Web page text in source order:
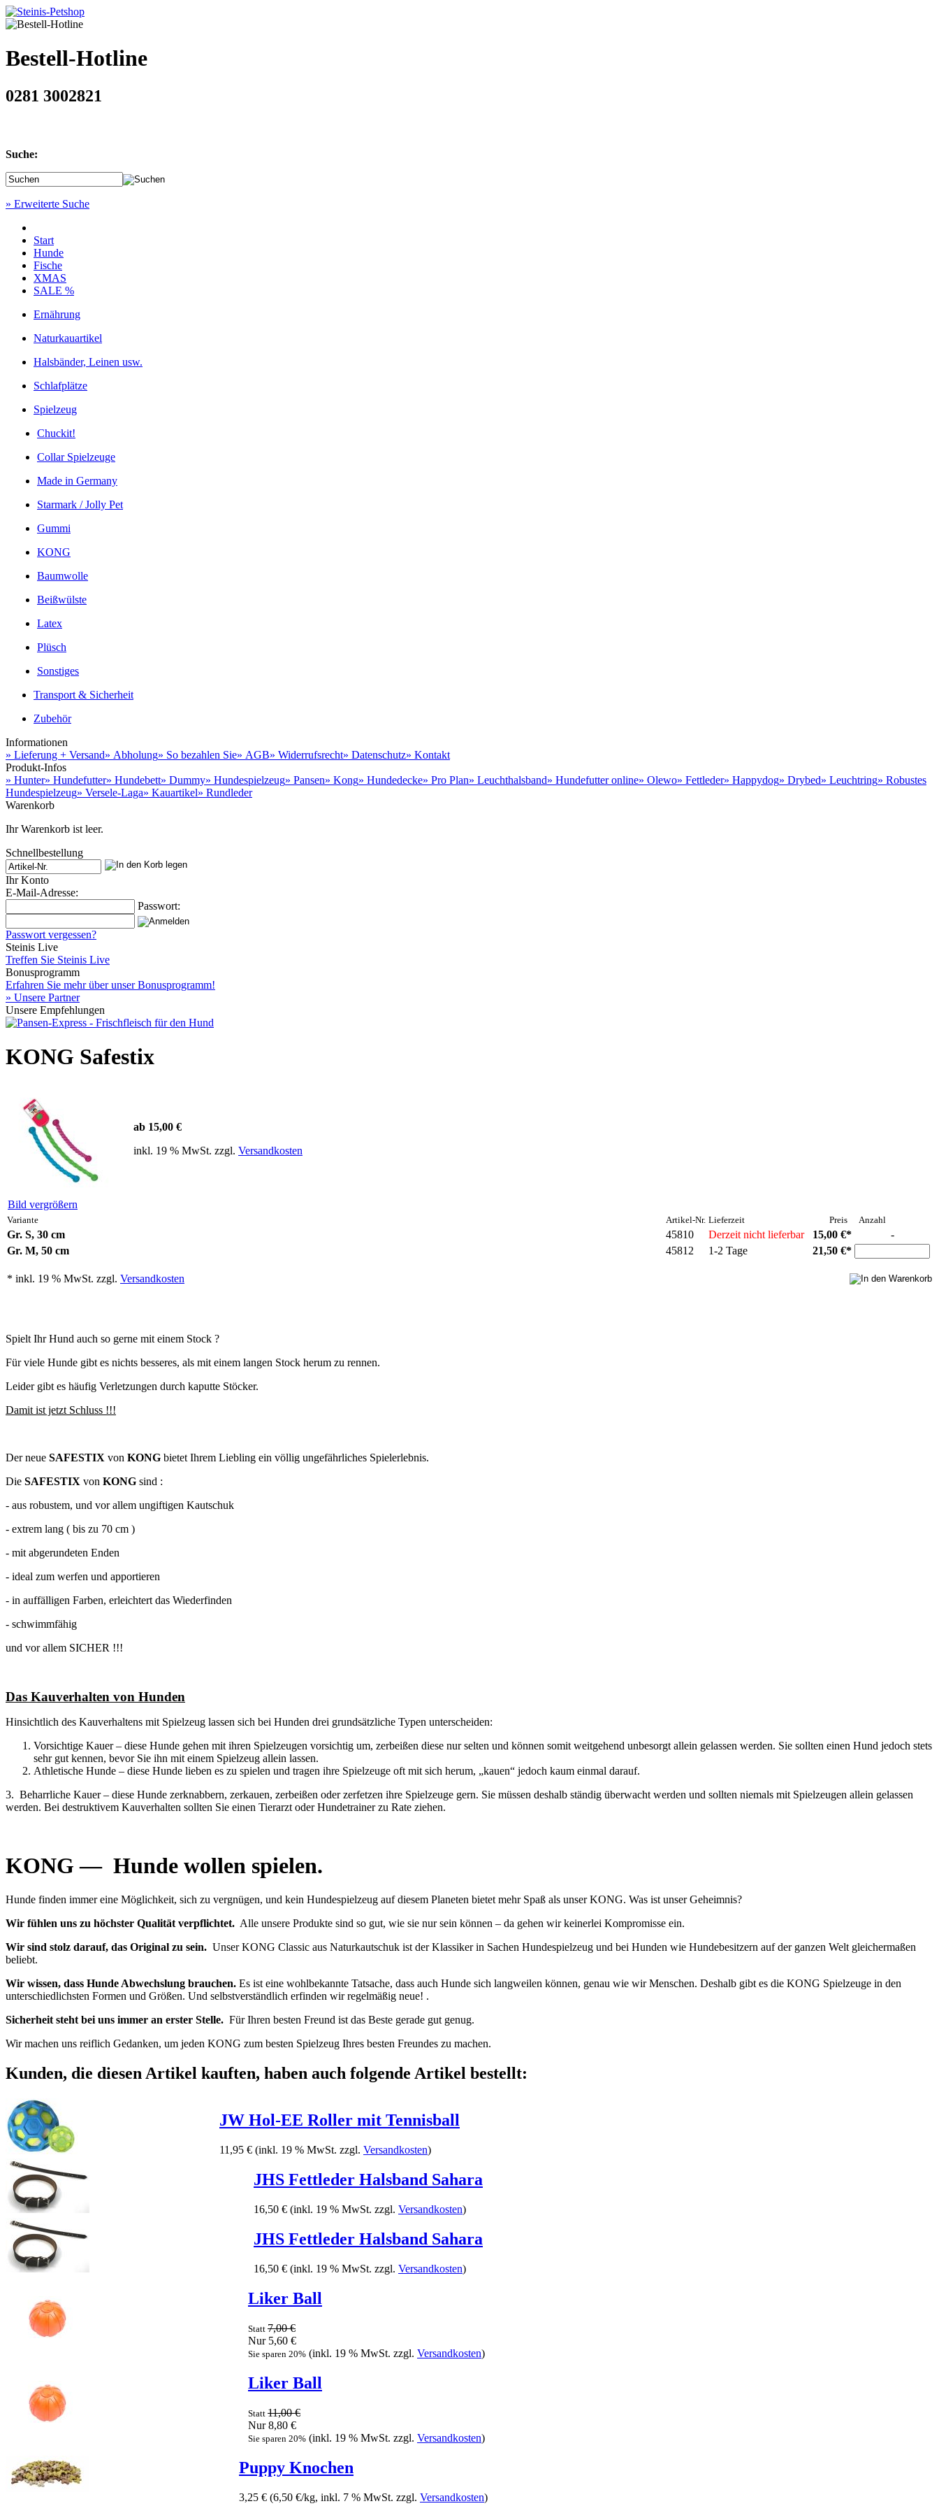
Bestell-Hotline
0281 3002821
Suche:
» Erweiterte Suche
Start
Hunde
Fische
XMAS
SALE %
Ernährung
Naturkauartikel
Halsbänder, Leinen usw.
Schlafplätze
Spielzeug
Chuckit!
Collar Spielzeuge
Made in Germany
Starmark / Jolly Pet
Gummi
KONG
Baumwolle
Beißwülste
Latex
Plüsch
Sonstiges
Transport & Sicherheit
Zubehör
Informationen
» Lieferung + Versand» Abholung» So bezahlen Sie» AGB» Widerrufsrecht» Datenschutz» Kontakt
Produkt-Infos
» Hunter» Hundefutter» Hundebett» Dummy» Hundespielzeug» Pansen» Kong» Hundedecke» Pro Plan» Leuchthalsband» Hundefutter online» Olewo» Fettleder» Happydog» Drybed» Leuchtring» Robustes
Hundespielzeug» Versele-Laga» Kauartikel» Rundleder
Warenkorb
Ihr Warenkorb ist leer.
Schnellbestellung
Ihr Konto
E-Mail-Adresse:
Passwort:
Passwort vergessen?
Steinis Live
Treffen Sie Steinis Live
Bonusprogramm
Erfahren Sie mehr über unser Bonusprogramm!
» Unsere Partner
Unsere Empfehlungen
KONG Safestix
Bild vergrößern
ab 15,00 €
inkl. 19 % MwSt. zzgl. Versandkosten
Variante Artikel-Nr. Lieferzeit Preis Anzahl
Gr. S, 30 cm 45810 Derzeit nicht lieferbar 15,00 €*
-
Gr. M, 50 cm
45812 1-2 Tage 21,50 €*
* inkl. 19 % MwSt. zzgl. Versandkosten
Spielt Ihr Hund auch so gerne mit einem Stock ?
Für viele Hunde gibt es nichts besseres, als mit einem langen Stock herum zu rennen.
Leider gibt es häufig Verletzungen durch kaputte Stöcker.
Damit ist jetzt Schluss !!!
Der neue SAFESTIX von KONG bietet Ihrem Liebling ein völlig ungefährliches Spielerlebnis.
Die SAFESTIX von KONG sind :
- aus robustem, und vor allem ungiftigen Kautschuk
- extrem lang ( bis zu 70 cm )
- mit abgerundeten Enden
- ideal zum werfen und apportieren
- in auffälligen Farben, erleichtert das Wiederfinden
- schwimmfähig
und vor allem SICHER !!!
Das Kauverhalten von Hunden
Hinsichtlich des Kauverhaltens mit Spielzeug lassen sich bei Hunden drei grundsätzliche Typen unterscheiden:
Vorsichtige Kauer – diese Hunde gehen mit ihren Spielzeugen vorsichtig um, zerbeißen diese nur selten und können somit weitgehend unbesorgt allein gelassen werden. Sie sollten einen Hund jedoch stets
sehr gut kennen, bevor Sie ihn mit einem Spielzeug allein lassen.
Athletische Hunde – diese Hunde lieben es zu spielen und tragen ihre Spielzeuge oft mit sich herum, „kauen“ jedoch kaum einmal darauf.
3. Beharrliche Kauer – diese Hunde zerknabbern, zerkauen, zerbeißen oder zerfetzen ihre Spielzeuge gern. Sie müssen deshalb ständig überwacht werden und sollten niemals mit Spielzeugen allein gelassen
werden. Bei destruktivem Kauverhalten sollten Sie einen Tierarzt oder Hundetrainer zu Rate ziehen.
KONG — Hunde wollen spielen.
Hunde finden immer eine Möglichkeit, sich zu vergnügen, und kein Hundespielzeug auf diesem Planeten bietet mehr Spaß als unser KONG. Was ist unser Geheimnis?
Wir fühlen uns zu höchster Qualität verpflichtet. Alle unsere Produkte sind so gut, wie sie nur sein können – da gehen wir keinerlei Kompromisse ein.
Wir sind stolz darauf, das Original zu sein. Unser KONG Classic aus Naturkautschuk ist der Klassiker in Sachen Hundespielzeug und bei Hunden wie Hundebesitzern auf der ganzen Welt gleichermaßen
beliebt.
Wir wissen, dass Hunde Abwechslung brauchen. Es ist eine wohlbekannte Tatsache, dass auch Hunde sich langweilen können, genau wie wir Menschen. Deshalb gibt es die KONG Spielzeuge in den
unterschiedlichsten Formen und Größen. Und selbstverständlich erfinden wir regelmäßig neue! .
Sicherheit steht bei uns immer an erster Stelle. Für Ihren besten Freund ist das Beste gerade gut genug.
Wir machen uns reiflich Gedanken, um jeden KONG zum besten Spielzeug Ihres besten Freundes zu machen.
Kunden, die diesen Artikel kauften, haben auch folgende Artikel bestellt:
JW Hol-EE Roller mit Tennisball
11,95 € (inkl. 19 % MwSt. zzgl. Versandkosten)
JHS Fettleder Halsband Sahara
16,50 € (inkl. 19 % MwSt. zzgl. Versandkosten)
JHS Fettleder Halsband Sahara
16,50 € (inkl. 19 % MwSt. zzgl. Versandkosten)
Liker Ball
Statt 7,00 €
Nur 5,60 €
Sie sparen 20% (inkl. 19 % MwSt. zzgl. Versandkosten)
Liker Ball
Statt 11,00 €
Nur 8,80 €
Sie sparen 20% (inkl. 19 % MwSt. zzgl. Versandkosten)
Puppy Knochen
3,25 € (6,50 €/kg, inkl. 7 % MwSt. zzgl. Versandkosten)